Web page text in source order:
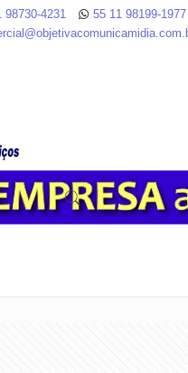
98730-4231
55 11 98199-1977